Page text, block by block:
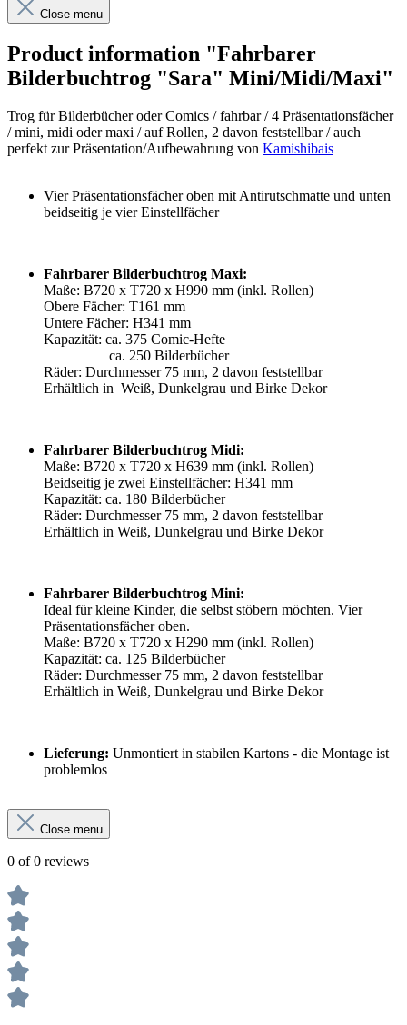
Close menu
Product information "Fahrbarer
Bilderbuchtrog "Sara" Mini/Midi/Maxi"
Trog für Bilderbücher oder Comics / fahrbar / 4 Präsentationsfächer
/ mini, midi oder maxi / auf Rollen, 2 davon feststellbar / auch
perfekt zur Präsentation/Aufbewahrung von Kamishibais
Vier Präsentationsfächer oben mit Antirutschmatte und unten
beidseitig je vier Einstellfächer
Fahrbarer Bilderbuchtrog Maxi:
Maße: B720 x T720 x H990 mm (inkl. Rollen)
Obere Fächer: T161 mm
Untere Fächer: H341 mm
Kapazität: ca. 375 Comic-Hefte
ca. 250 Bilderbücher
Räder: Durchmesser 75 mm, 2 davon feststellbar
Erhältlich in Weiß, Dunkelgrau und Birke Dekor
Fahrbarer Bilderbuchtrog Midi:
Maße: B720 x T720 x H639 mm (inkl. Rollen)
Beidseitig je zwei Einstellfächer: H341 mm
Kapazität: ca. 180 Bilderbücher
Räder: Durchmesser 75 mm, 2 davon feststellbar
Erhältlich in Weiß, Dunkelgrau und Birke Dekor
Fahrbarer Bilderbuchtrog Mini:
Ideal für kleine Kinder, die selbst stöbern möchten. Vier
Präsentationsfächer oben.
Maße: B720 x T720 x H290 mm (inkl. Rollen)
Kapazität: ca. 125 Bilderbücher
Räder: Durchmesser 75 mm, 2 davon feststellbar
Erhältlich in Weiß, Dunkelgrau und Birke Dekor
Lieferung: Unmontiert in stabilen Kartons - die Montage ist
problemlos
Close menu
0 of 0 reviews